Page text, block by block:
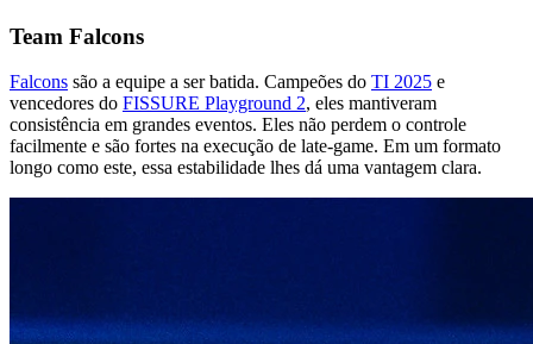
Team Falcons
Falcons são a equipe a ser batida. Campeões do TI 2025 e
vencedores do FISSURE Playground 2, eles mantiveram
consistência em grandes eventos. Eles não perdem o controle
facilmente e são fortes na execução de late-game. Em um formato
longo como este, essa estabilidade lhes dá uma vantagem clara.